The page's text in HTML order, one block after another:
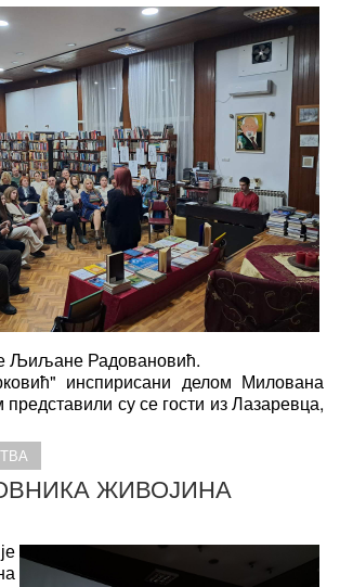
Љиљане Радовановић.
инспирисани делом Милована
су се гости из Лазаревца,
ЖИВОЈИНА